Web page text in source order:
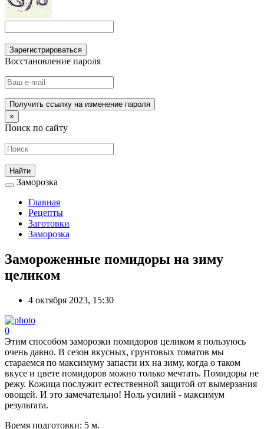
Зарегистрироваться
Восстановление пароля
Получить ссылку на изменение пароля
×
Поиск по сайту
Заморозка
Главная
Рецепты
Заготовки
Заморозка
Замороженные помидоры на зиму
целиком
4 октября 2023, 15:30
0
Этим способом заморозки помидоров целиком я пользуюсь
очень давно. В сезон вкусных, грунтовых томатов мы
стараемся по максимуму запасти их на зиму, когда о таком
вкусе и цвете помидоров можно только мечтать. Помидоры не
режу. Кожица послужит естественной защитой от вымерзания
овощей. И это замечательно! Ноль усилий - максимум
результата.
Время подготовки: 5 м.